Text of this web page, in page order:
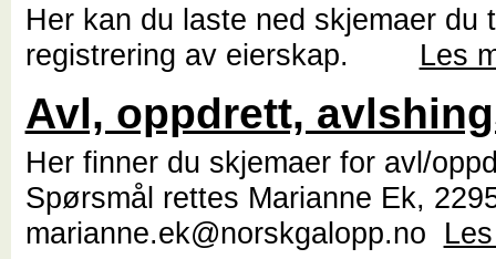
Her kan du laste ned skjemaer du
registrering av eierskap. Les
Avl, oppdrett,
Her finner du skjemaer for avl/
Spørsmål rettes Marianne Ek,
marianne.ek@norskgalopp.no